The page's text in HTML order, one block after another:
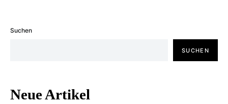
Suchen
SUCHEN
Neue Artikel